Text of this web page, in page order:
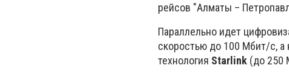
рейсов "Алматы –
Параллельно идет
скоростью до 100 Мбит/с, а
технология Starlink (до 250